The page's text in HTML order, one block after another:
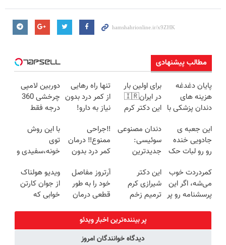
مطالب پیشنهادی
پایان دغدغه
هزینه های
دندان پزشکی با
کننده خانگی
برای اولین بار
در ایران🇮🇷
این دکتر کرم
روزه ساخت!
تنها راه رهایی
از کمر درد بدون
نیاز به دارو!
دوربین لامپی
چرخشی 360
درجه فقط
🔥 پرداخت
درب منزل
این جعبه ی
جادویی خنده
رو رو لبات حک
خرید40%تخفیف
دندان مصنوعی
سوئیسی:
جدیدترین
سبک و مقاوم |
پرداخت قسطی
‼️جراحی
ممنوع‼️ درمان
کمر درد بدون
نقاهت
با این روش
توی
خونه،سفیدی و
برگردون
(40%off)
کمردردت خوب
می‌شه، اگر این
پرسشنامه رو پر
این دکتر
شیرازی کرم
ترمیم زخم
ساخت!!!
آرتروز مفاصل
خود را به طور
قطعی درمان
◗پرسش‌نامه◖
ویدیو هولناک
از جوان کارتن
خوابی که
پر بیننده‌ترین اخبار ویدئو
دیدگاه خوانندگان امروز